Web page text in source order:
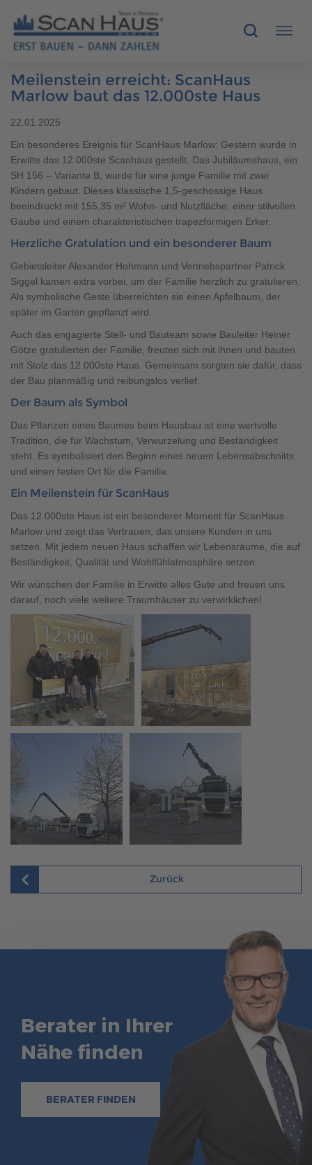
HÄUSER
MUSTERHÄUSER
SCANHAUS-VORTEILE
RUND UMS BAUEN
KONTAKT
Brauchen Sie Hilfe?
038221 4000
MUSTERHAUS FINDEN
Meilenstein erreicht: ScanHaus
Marlow baut das 12.000ste Haus
22.01.2025
Ein besonderes Ereignis für ScanHaus Marlow: Gestern wurde in
Erwitte das 12.000ste Scanhaus gestellt. Das Jubiläumshaus, ein
SH 156 – Variante B, wurde für eine junge Familie mit zwei
Kindern gebaut. Dieses klassische 1,5-geschossige Haus
beeindruckt mit 155,35 m² Wohn- und Nutzfläche, einer stilvollen
Gaube und einem charakteristischen trapezförmigen Erker.
Herzliche Gratulation und ein besonderer Baum
Gebietsleiter Alexander Hohmann und Vertriebspartner Patrick
Siggel kamen extra vorbei, um der Familie herzlich zu gratulieren.
Als symbolische Geste überreichten sie einen Apfelbaum, der
später im Garten gepflanzt wird.
Auch das engagierte Stell- und Bauteam sowie Bauleiter Heiner
Götze gratulierten der Familie, freuten sich mit ihnen und bauten
mit Stolz das 12.000ste Haus. Gemeinsam sorgten sie dafür, dass
der Bau planmäßig und reibungslos verlief.
Der Baum als Symbol
Das Pflanzen eines Baumes beim Hausbau ist eine wertvolle
Tradition, die für Wachstum, Verwurzelung und Beständigkeit
steht. Es symbolisiert den Beginn eines neuen Lebensabschnitts
und einen festen Ort für die Familie.
Ein Meilenstein für ScanHaus
Das 12.000ste Haus ist ein besonderer Moment für ScanHaus
Marlow und zeigt das Vertrauen, das unsere Kunden in uns
setzen. Mit jedem neuen Haus schaffen wir Lebensräume, die auf
Beständigkeit, Qualität und Wohlfühlatmosphäre setzen.
Wir wünschen der Familie in Erwitte alles Gute und freuen uns
darauf, noch viele weitere Traumhäuser zu verwirklichen!
Zurück
Berater in Ihrer
Nähe finden
BERATER FINDEN